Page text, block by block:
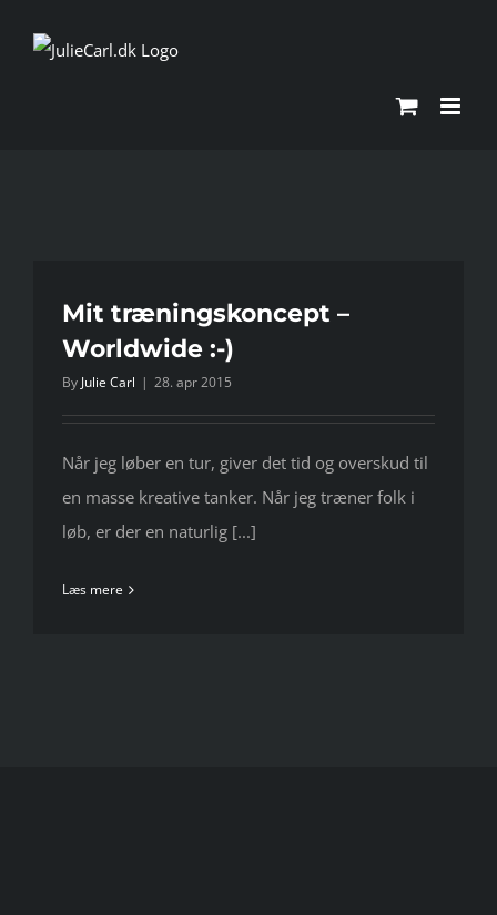
Mit træningskoncept –
Worldwide :-)
By Julie Carl | 28. apr 2015
Når jeg løber en tur, giver det tid og overskud til
en masse kreative tanker. Når jeg træner folk i
løb, er der en naturlig [...]
Læs mere